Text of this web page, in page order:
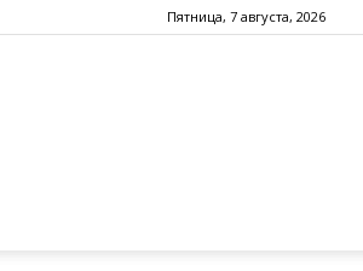
Пятница, 7 августа, 2026